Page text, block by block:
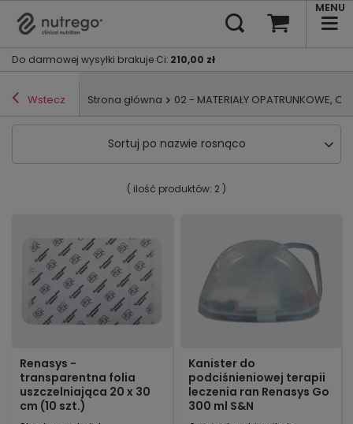
Do darmowej wysyłki brakuje Ci: 210,00 zł
MENU
Wstecz Strona główna 02 - MATERIAŁY OPATRUNKOWE,
Sortuj po nazwie rosnąco
( ilość produktów: 2 )
Renasys -
transparentna folia
uszczelniająca 20 x 30
cm (10 szt.)
Kanister do
podciśnieniowej terapii
leczenia ran Renasys Go
300 ml S&N